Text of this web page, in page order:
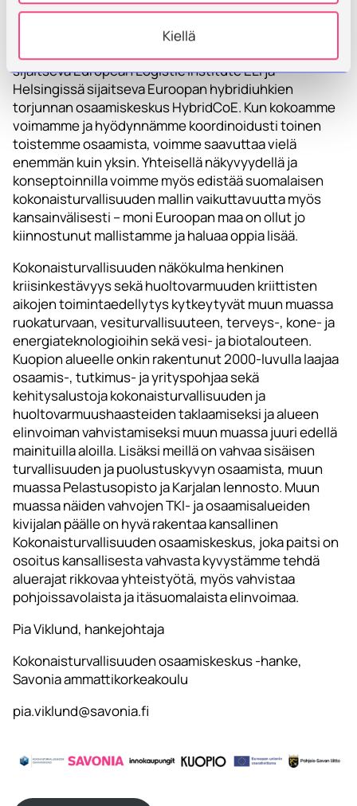
Kiellä
Esimerkkeinä jo muualla olevasta huippuosaamisesta
ovat Jyväskylässä sijaitseva Suomen
kyberosaamiskeskus FICEC, Kymenlaaksossa
sijaitseva European Logistic Institute ELI ja
Helsingissä sijaitseva Euroopan hybridiuhkien
torjunnan osaamiskeskus HybridCoE. Kun kokoamme
voimamme ja hyödynnämme koordinoidusti toinen
toistemme osaamista, voimme saavuttaa vielä
enemmän kuin yksin. Yhteisellä näkyvyydellä ja
konseptoinnilla voimme myös edistää suomalaisen
kokonaisturvallisuuden mallin vaikuttavuutta myös
kansainvälisesti – moni Euroopan maa on ollut jo
kiinnostunut mallistamme ja haluaa oppia lisää.
Kokonaisturvallisuuden näkökulma henkinen
kriisinkestävyys sekä huoltovarmuuden kriittisten
aikojen toimintaedellytys kytkeytyvät muun muassa
ruokaturvaan, vesiturvallisuuteen, terveys-, kone- ja
energiateknologioihin sekä vesi- ja biotalouteen.
Kuopion alueelle onkin rakentunut 2000-luvulla laajaa
osaamis-, tutkimus- ja yrityspohjaa sekä
kehitysalustoja kokonaisturvallisuuden ja
huoltovarmuushaasteiden taklaamiseksi ja alueen
elinvoiman vahvistamiseksi muun muassa juuri edellä
mainituilla aloilla. Lisäksi meillä on vahvaa sisäisen
turvallisuuden ja puolustuskyvyn osaamista, muun
muassa Pelastusopisto ja Karjalan lennosto. Muun
muassa näiden vahvojen TKI- ja osaamisalueiden
kivijalan päälle on hyvä rakentaa kansallinen
Kokonaisturvallisuuden osaamiskeskus, joka paitsi on
osoitus kansallisesta vahvasta kyvystämme tehdä
aluerajat rikkovaa yhteistyötä, myös vahvistaa
pohjoissavolaista ja itäsuomalaista elinvoimaa.
Pia Viklund, hankejohtaja
Kokonaisturvallisuuden osaamiskeskus -hanke,
Savonia ammattikorkeakoulu
pia.viklund@savonia.fi